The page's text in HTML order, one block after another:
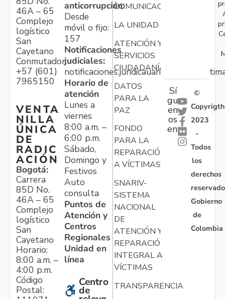
46A – 65
Complejo
logístico
San
Cayetano
Conmutador:
+57 (601)
7965150
VENTA
NILLA
ÚNICA
DE
RADIC
ACIÓN
Bogotá:
Carrera
85D No.
46A – 65
Complejo
logístico
San
Cayetano
Horario:
8:00 a.m. –
4:00 p.m.
Código
Postal:
anticorrupción:
Desde
móvil o fijo:
157
Notificaciones
judiciales:
Horario de
atención
Lunes a
viernes
8:00 a.m. –
6:00 p.m.
Sábado,
Domingo y
Festivos
Auto
consulta
Puntos de
Atención y
Centros
Regionales
Unidad en
línea
Centro
de
COMUNICACIONES
LA UNIDAD
ATENCIÓN Y
SERVICIOS
CIUDADANÍA
DATOS
PARA LA
PAZ
FONDO
PARA LA
REPARACIÓN
A VÍCTIMAS
SNARIV-
SISTEMA
NACIONAL
DE
ATENCIÓN Y
REPARACIÓN
INTEGRAL A
VÍCTIMAS
TRANSPARENCIA
Sí
gu
en
os
en:
©
Copyrigth
2023
-
Todos
los
derechos
Gobierno
de
Colombia